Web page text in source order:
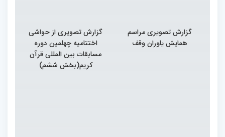
گزارش تصویری مراسم
همایش یاوران وقف
گزارش تصویری از حواشی
اختتامیه چهلمین دوره
مسابقات بین المللی قرآن
کریم(بخش ششم)